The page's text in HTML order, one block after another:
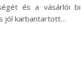
és a vásárlói
jól karbantartott…